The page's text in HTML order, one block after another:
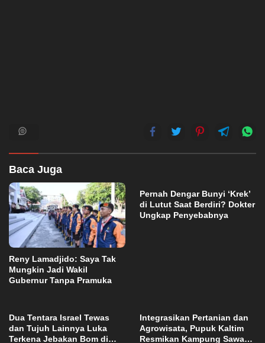
Baca Juga
Reny Lamadjido: Saya Tak
Mungkin Jadi Wakil
Gubernur Tanpa Pramuka
Pernah Dengar Bunyi ‘Krek’
di Lutut Saat Berdiri? Dokter
Ungkap Penyebabnya
Dua Tentara Israel Tewas
dan Tujuh Lainnya Luka
Terkena Jebakan Bom di
Integrasikan Pertanian dan
Agrowisata, Pupuk Kaltim
Resmikan Kampung Sawah